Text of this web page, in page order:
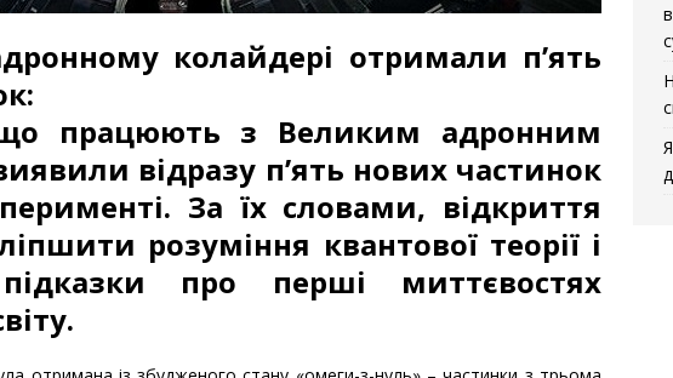
колайдері отримали п’ять
що працюють з Великим адронним
відразу п’ять нових частинок
За їх словами, відкриття
розуміння квантової теорії і
про перші миттєвостях